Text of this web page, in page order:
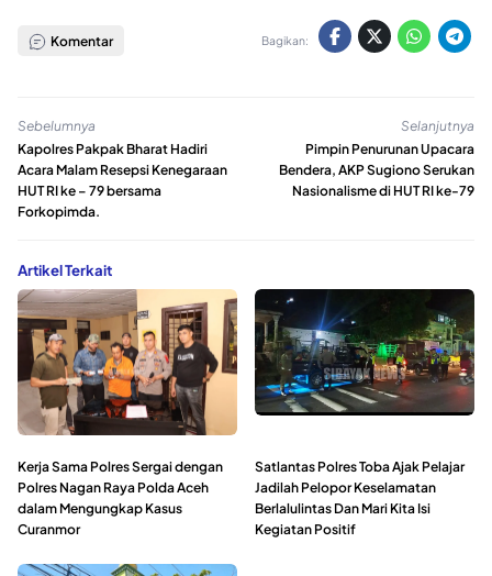
Komentar Bagikan:
Sebelumnya
Kapolres Pakpak Bharat Hadiri
Acara Malam Resepsi Kenegaraan
HUT RI ke – 79 bersama
Forkopimda.
Selanjutnya
Pimpin Penurunan Upacara
Bendera, AKP Sugiono Serukan
Nasionalisme di HUT RI ke-79
Artikel Terkait
Kerja Sama Polres Sergai dengan
Polres Nagan Raya Polda Aceh
dalam Mengungkap Kasus
Curanmor
Satlantas Polres Toba Ajak Pelajar
Jadilah Pelopor Keselamatan
Berlalulintas Dan Mari Kita Isi
Kegiatan Positif